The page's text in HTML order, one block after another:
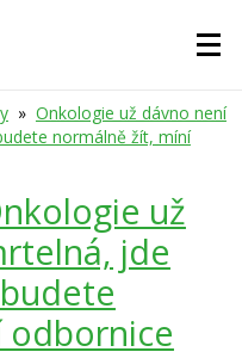
» Onkologie už dávno není
normálně žít, míní
už
jde
odbornice